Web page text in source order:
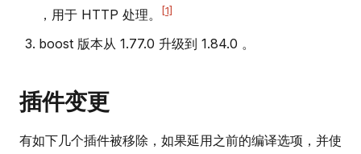
，用于 HTTP 处理。
[1]
boost 版本从 1.77.0 升级到 1.84.0 。
插件变更
有如下几个插件被移除，如果延用之前的编译选项，并使